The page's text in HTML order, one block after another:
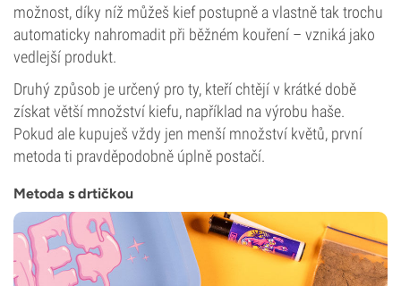
možnost, díky níž můžeš kief postupně a vlastně tak trochu
automaticky nahromadit při běžném kouření – vzniká jako
vedlejší produkt.
Druhý způsob je určený pro ty, kteří chtějí v krátké době
získat větší množství kiefu, například na výrobu haše.
Pokud ale kupuješ vždy jen menší množství květů, první
metoda ti pravděpodobně úplně postačí.
Metoda s drtičkou